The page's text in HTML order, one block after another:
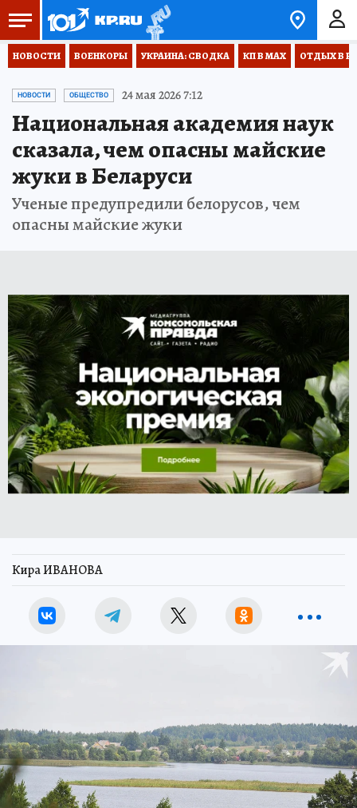
НОВОСТИ ВОЕНКОРЫ УКРАИНА: СВОДКА КП В МАХ ОТДЫХ В
НОВОСТИ ОБЩЕСТВО 24 мая 2026 7:12
Национальная академия наук
сказала, чем опасны майские
жуки в Беларуси
Ученые предупредили белорусов, чем
опасны майские жуки
Кира ИВАНОВА